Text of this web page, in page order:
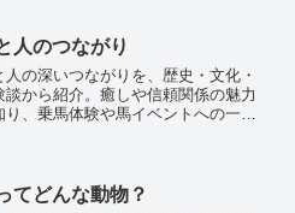
人のつながり
人の深いつながりを、歴史・文化・
談から紹介。癒しや信頼関係の魅力
り、乗馬体験や馬イベントへの一歩
てどんな動物？